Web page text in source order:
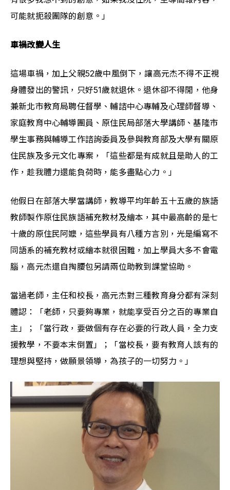
可能就扼殺團隊的創意。」
車禍改變人生
這場車禍，加上父親52歲中風倒下，讓高元杰不得不正視
身體發出的警訊，只好51歲就退休。退休卻不得閒，他身
兼新北市教育局聘任督學、輔諮中心專輔及心理師督導、
家庭教育中心輔導團員、原住民局部落大學講師、基隆市
學生事務與輔導工作諮詢委員及參與教育部及大學有關原
住民族及多元文化專案，「這些都是有成就且是助人的工
作，趁我體力還能負荷時，能多盡點心力。」
他假日在部落大學當講師，教導平均年齡五十五歲的族語
教師製作原住民族語補充教材及繪本，其中最高齡的是七
十歲的原住民阿嬤，這些學員有八種方言別，光是編寫不
同語系的補充教材或繪本就很困難，加上學員大多不會電
腦，高元杰還自掏腰包另請兩位助教到課堂協助。
當過老師，主任和校長，高元杰對三種教育身分都有深刻
體認：「老師，只要夠專業，就能享受百分之百的專業自
主」；「當行政，要做個有存在必要的行政人員，全力支
援教學，不要本末倒置」；「當校長，要有教育人該有的
理想與堅持，做願景領導，為孩子的一切努力。」